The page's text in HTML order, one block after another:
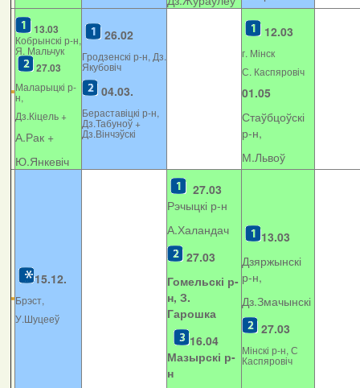
13.03
Кобрынскі р-н,
Я. Мальчук
27.03
Маларыцкі р-
н,
Дз.Кіцель +
А.Рак +
Ю.Янкевіч
26.02
Гродзенскі р-н, Дз.
Якубовіч
04.03.
Бераставіцкі р-н,
Дз.Табуноў +
Дз.Вінчэўскі
12.03
г. Мінск
С. Каспяровіч
01.05
Стаўбцоўскі
р-н,
М.Львоў
15.12.
Брэст,
У.Шуцееў
27.03
Рэчыцкі р-н
А.Халандач
27.03
Гомельскі р-
н, З.
Гарошка
16.04
Мазырскі р-
н
13.03
Дзяржынскі
р-н,
Дз.Змачынскі
27.03
Мінскі р-н, С
Каспяровіч